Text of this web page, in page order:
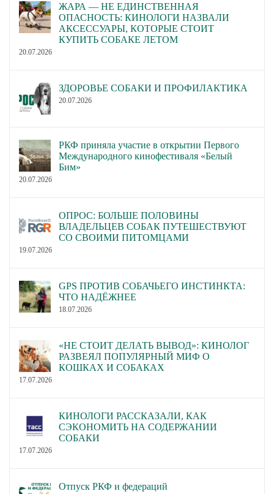
ЖАРА — НЕ ЕДИНСТВЕННАЯ
ОПАСНОСТЬ: КИНОЛОГИ НАЗВАЛИ
АКСЕССУАРЫ, КОТОРЫЕ СТОИТ
КУПИТЬ СОБАКЕ ЛЕТОМ
20.07.2026
ЗДОРОВЬЕ СОБАКИ И ПРОФИЛАКТИКА
20.07.2026
РКФ приняла участие в открытии Первого
Международного кинофестиваля «Белый
Бим»
20.07.2026
ОПРОС: БОЛЬШЕ ПОЛОВИНЫ
ВЛАДЕЛЬЦЕВ СОБАК ПУТЕШЕСТВУЮТ
СО СВОИМИ ПИТОМЦАМИ
19.07.2026
GPS ПРОТИВ СОБАЧЬЕГО ИНСТИНКТА:
ЧТО НАДЁЖНЕЕ
18.07.2026
«НЕ СТОИТ ДЕЛАТЬ ВЫВОД»: КИНОЛОГ
РАЗВЕЯЛ ПОПУЛЯРНЫЙ МИФ О
КОШКАХ И СОБАКАХ
17.07.2026
КИНОЛОГИ РАССКАЗАЛИ, КАК
СЭКОНОМИТЬ НА СОДЕРЖАНИИ
СОБАКИ
17.07.2026
Отпуск РКФ и федераций